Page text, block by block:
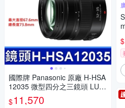
國際牌 Panasonic 原廠 H-HSA
12035 微型四分之三鏡頭 LUMI
X G X VARIO 12-35mm 相機
$11,570
$